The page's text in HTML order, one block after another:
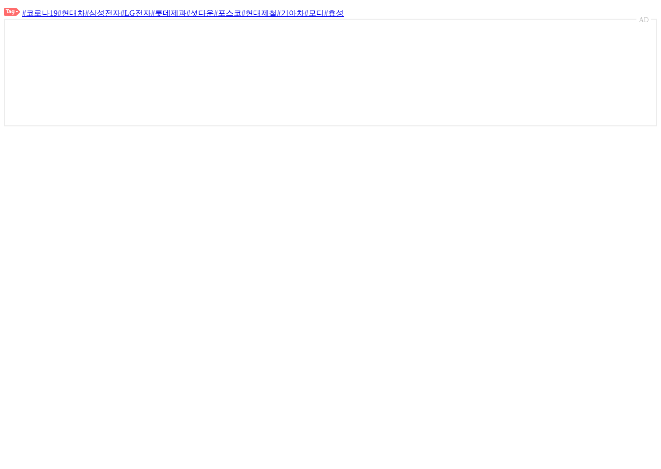
#코로나19#현대차#삼성전자#LG전자#롯데제과#셧다운#포스코#현대제철#기아차#모디 #효성
AD